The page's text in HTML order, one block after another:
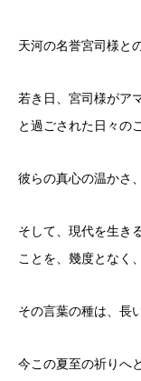
天河の名誉宮司様と
若き日、宮司様がア
と過ごされた日々の
彼らの真心の温かさ
そして、現代を生き
ことを、幾度となく
その言葉の種は、長
今この夏至の祈りへ